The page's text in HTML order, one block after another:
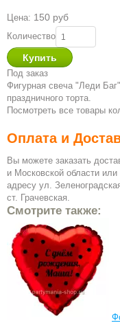
Цена: 150 руб
Количество
Под заказ
Фигурная свеча "Леди
праздничного торта.
Посмотреть все товары
Оплата и
Вы можете заказать
и Московской области
адресу ул.
ст. Грачевская.
Смотрите также: